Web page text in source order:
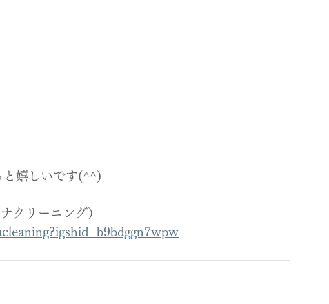
と嬉しいです(^^)
クリーニング）